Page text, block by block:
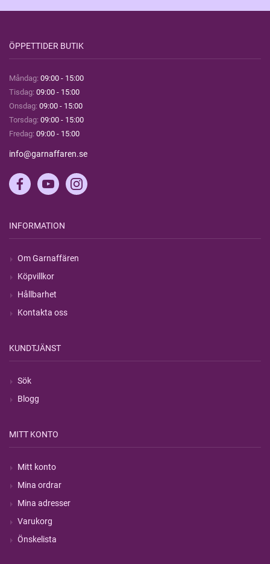
ÖPPETTIDER BUTIK
Måndag: 09:00 - 15:00
Tisdag: 09:00 - 15:00
Onsdag: 09:00 - 15:00
Torsdag: 09:00 - 15:00
Fredag: 09:00 - 15:00
info@garnaffaren.se
INFORMATION
Om Garnaffären
Köpvillkor
Hållbarhet
Kontakta oss
KUNDTJÄNST
Sök
Blogg
MITT KONTO
Mitt konto
Mina ordrar
Mina adresser
Varukorg
Önskelista